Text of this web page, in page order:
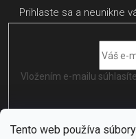
Tento web používa
Vložením e-mailu